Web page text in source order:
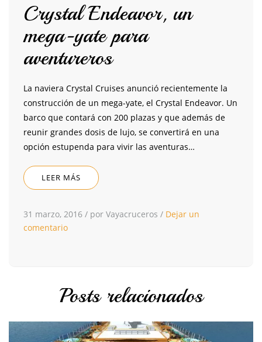
Crystal Endeavor, un
mega-yate para
aventureros
La naviera Crystal Cruises anunció recientemente la
construcción de un mega-yate, el Crystal Endeavor. Un
barco que contará con 200 plazas y que además de
reunir grandes dosis de lujo, se convertirá en una
opción estupenda para vivir las aventuras…
LEER MÁS
31 marzo, 2016 / por Vayacruceros / Dejar un
comentario
Posts relacionados